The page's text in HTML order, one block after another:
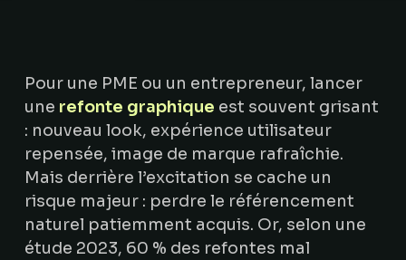
Pour une PME ou un entrepreneur, lancer
une refonte graphique est souvent grisant
: nouveau look, expérience utilisateur
repensée, image de marque rafraîchie.
Mais derrière l’excitation se cache un
risque majeur : perdre le référencement
naturel patiemment acquis. Or, selon une
étude 2023, 60 % des refontes mal